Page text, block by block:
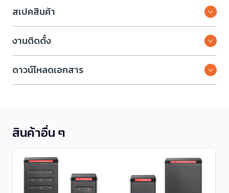
สเปคสินค้า
งานติดตั้ง
ดาวน์โหลดเอกสาร
สินค้าอื่น ๆ